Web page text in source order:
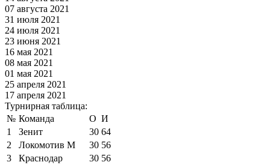
07 августа 2021
31 июля 2021
24 июля 2021
23 июня 2021
16 мая 2021
08 мая 2021
01 мая 2021
25 апреля 2021
17 апреля 2021
Турнирная таблица:
№ Команда О И
1
Зенит 30 64
2
Локомотив М 30 56
3
Краснодар 30 56